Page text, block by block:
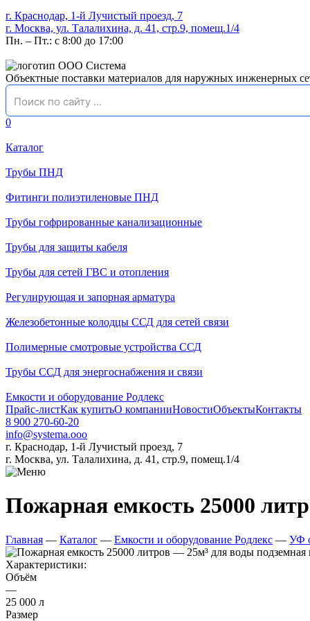
г. Краснодар, 1-й Лучистый проезд, 7
г. Москва, ул. Талалихина, д. 41, стр.9, помещ.1/4
Пн. – Пт.: с 8:00 до 17:00
Объектные поставки материалов для наружных инженерных
0
Каталог
Трубы ПНД
Фитинги полиэтиленовые ПНД
Трубы гофрированные канализационные
Трубы для защиты кабеля
Трубы для сетей ГВС и отопления
Регулирующая и запорная арматура
Железобетонные колодцы ССД для сетей связи
Полимерные смотровые устройства ССД
Трубы ССД для энергоснабжения и связи
Емкости и оборудование Родлекс
Прайс-листКак купитьО компанииНовостиОбъектыКонтакты
8 900 270-60-20
info@systema.ooo
г. Краснодар, 1-й Лучистый проезд, 7
г. Москва, ул. Талалихина, д. 41, стр.9, помещ.1/4
Пожарная емкость 25000
Главная — Каталог — Емкости и оборудование Родлекс — УФ
Характеристики:
Объём
—
25 000 л
Размер